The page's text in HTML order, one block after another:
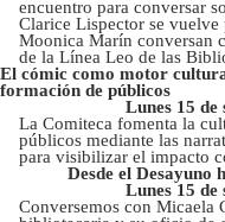
encuentro para conversar
Clarice Lispector se vuelve
Moonica Marín conversan
de la Línea Leo de las
El cómic como motor
formación de públicos
Lunes 15 de
La Comiteca fomenta la
públicos mediante las
para visibilizar el impacto
Desde el Desayuno
Lunes 15 de
Conversemos con Micaela